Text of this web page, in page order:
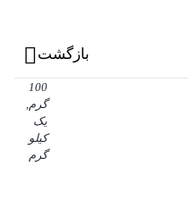
بازگشت
100
گرم,
یک
کیلو
گرم